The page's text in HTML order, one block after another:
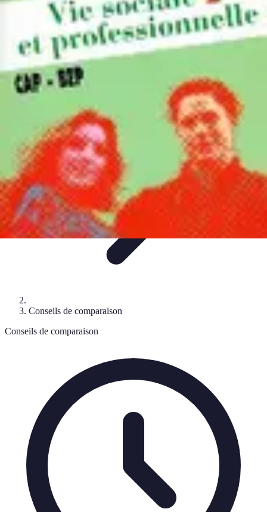
Comparateur MutuellePro
Guide d'utilisationComparateurs comparateur mutuelle proAstuces et
impact des mutuelles pro
Comparateur MutuellePro
Conseils de comparaison
Conseils de comparaison